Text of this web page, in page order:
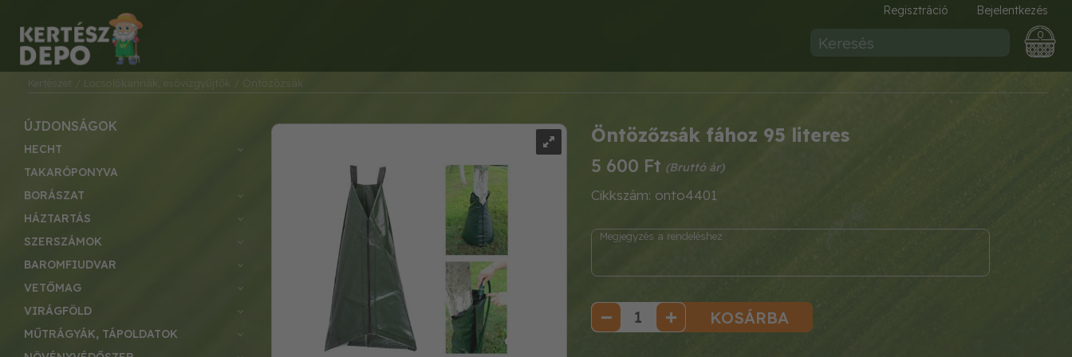
Regisztráció Bejelentkezés
0
Kertészet / Locsolókannák, esővízgyűjtők / Öntözőzsák
Öntözőzsák fához 95 literes
5 600 Ft
Cikkszám: onto4401
KOSÁRBA
ÚJDONSÁGOK
HECHT
TAKARÓPONYVA
BORÁSZAT
HÁZTARTÁS
SZERSZÁMOK
BAROMFIUDVAR
VETŐMAG
VIRÁGFÖLD
MŰTRÁGYÁK, TÁPOLDATOK